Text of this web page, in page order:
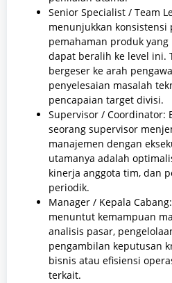
Senior Specialist / Team
menunjukkan konsistensi
pemahaman produk
dapat beralih ke level ini.
bergeser ke arah
penyelesaian masalah
pencapaian target divisi.
Supervisor / Coordinator:
seorang supervisor
manajemen dengan
utamanya adalah
kinerja anggota tim, dan
periodik.
Manager / Kepala
menuntut kemampuan
analisis pasar,
pengambilan keputusan
bisnis atau efisiensi
terkait.